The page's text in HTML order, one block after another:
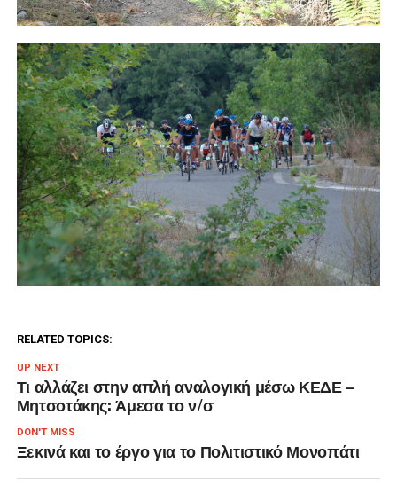
RELATED TOPICS:
UP NEXT
Τι αλλάζει στην απλή αναλογική μέσω ΚΕΔΕ –
Μητσοτάκης: Άμεσα το ν/σ
DON'T MISS
Ξεκινά και το έργο για το Πολιτιστικό Μονοπάτι